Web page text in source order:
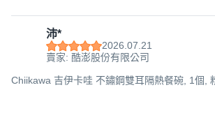
沛*
2026.07.21
賣家: 酷澎股份有限公司
Chiikawa 吉伊卡哇 不鏽鋼雙耳隔熱餐碗, 1個,